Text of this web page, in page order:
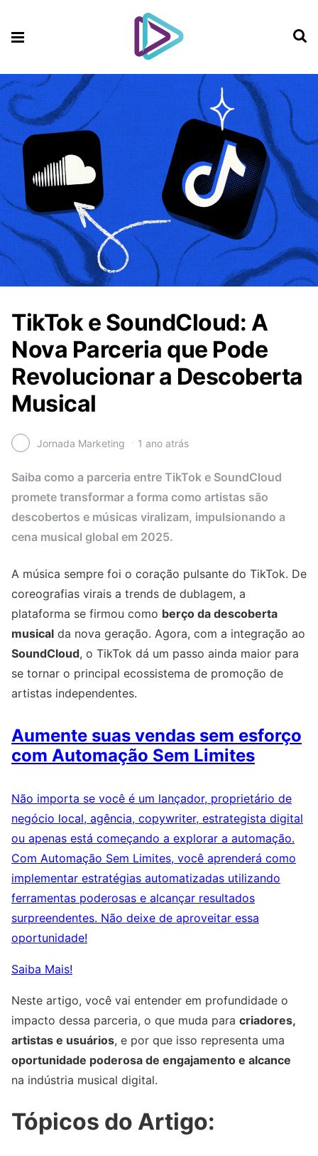
TikTok e SoundCloud: A
Nova Parceria que Pode
Revolucionar a Descoberta
Musical
Jornada Marketing 1 ano atrás
Saiba como a parceria entre TikTok e SoundCloud
promete transformar a forma como artistas são
descobertos e músicas viralizam, impulsionando a
cena musical global em 2025.
A música sempre foi o coração pulsante do TikTok. De
coreografias virais a trends de dublagem, a
plataforma se firmou como berço da descoberta
musical da nova geração. Agora, com a integração ao
SoundCloud, o TikTok dá um passo ainda maior para
se tornar o principal ecossistema de promoção de
artistas independentes.
Aumente suas vendas sem esforço
com Automação Sem Limites
Não importa se você é um lançador, proprietário de
negócio local, agência, copywriter, estrategista digital
ou apenas está começando a explorar a automação.
Com Automação Sem Limites, você aprenderá como
implementar estratégias automatizadas utilizando
ferramentas poderosas e alcançar resultados
surpreendentes. Não deixe de aproveitar essa
oportunidade!
Saiba Mais!
Neste artigo, você vai entender em profundidade o
impacto dessa parceria, o que muda para criadores,
artistas e usuários, e por que isso representa uma
oportunidade poderosa de engajamento e alcance
na indústria musical digital.
Tópicos do Artigo: